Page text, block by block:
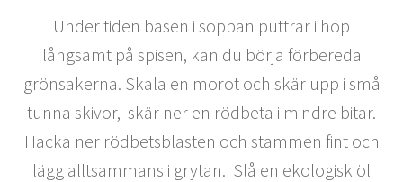
Under tiden basen i soppan puttrar i hop
långsamt på spisen, kan du börja förbereda
grönsakerna. Skala en morot och skär upp i små
tunna skivor, skär ner en rödbeta i mindre bitar.
Hacka ner rödbetsblasten och stammen fint och
lägg alltsammans i grytan. Slå en ekologisk öl